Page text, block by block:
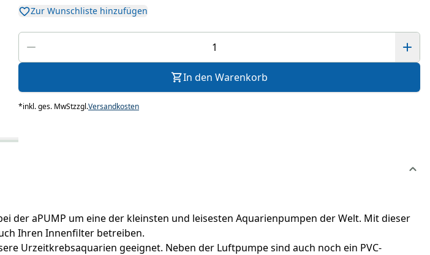
Zur Wunschliste hinzufügen
In den Warenkorb
*inkl. ges. MwStzzgl.Versandkosten
der aPUMP um eine der kleinsten und leisesten Aquarienpumpen der Welt. Mit dieser
Ihren Innenfilter betreiben.
Urzeitkrebsaquarien geeignet. Neben der Luftpumpe sind auch noch ein PVC-